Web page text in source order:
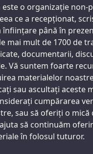
este o organizație
ce a recepționat,
înființare până în
mai mult de 1700 de
documentarii,
Vă suntem foarte
materialelor
sau ascultați aceste
cumpărarea
sau să oferiți o mică
să continuăm
în folosul tuturor.